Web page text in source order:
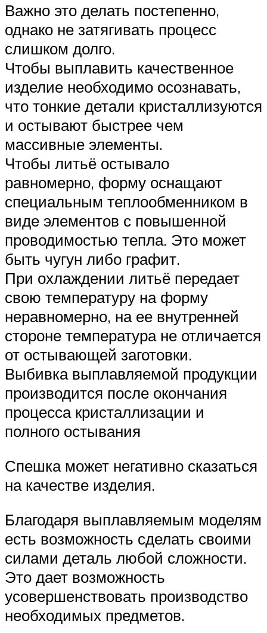
Важно это делать постепенно,
однако не затягивать процесс
слишком долго.
Чтобы выплавить качественное
изделие необходимо осознавать,
что тонкие детали кристаллизуются
и остывают быстрее чем
массивные элементы.
Чтобы литьё остывало
равномерно, форму оснащают
специальным теплообменником в
виде элементов с повышенной
проводимостью тепла. Это может
быть чугун либо графит.
При охлаждении литьё передает
свою температуру на форму
неравномерно, на ее внутренней
стороне температура не отличается
от остывающей заготовки.
Выбивка выплавляемой продукции
производится после окончания
процесса кристаллизации и
полного остывания
Спешка может негативно сказаться
на качестве изделия.
Благодаря выплавляемым моделям
есть возможность сделать своими
силами деталь любой сложности.
Это дает возможность
усовершенствовать производство
необходимых предметов.